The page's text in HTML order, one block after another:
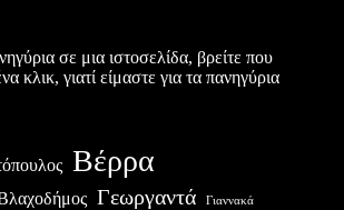
σε μια ιστοσελίδα, βρείτε που
κλικ, γιατί είμαστε για τα πανηγύρια
Βέρρα
Γεωργαντά Γιαννακά